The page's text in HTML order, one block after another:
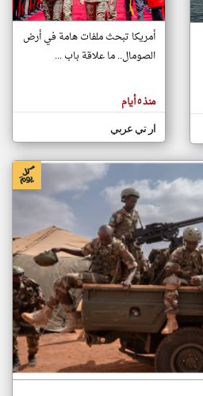
تغيير الدولة
اخبار الصومال على مدار الساعة
أهم اخبار الصومال العاجلة والمباشرة
أمريكا تبحث ملفات هامة في أرض
الصومال.. ما علاقة باب ...
منذ ٥ أيام
ار تي عربي
klyoum.com